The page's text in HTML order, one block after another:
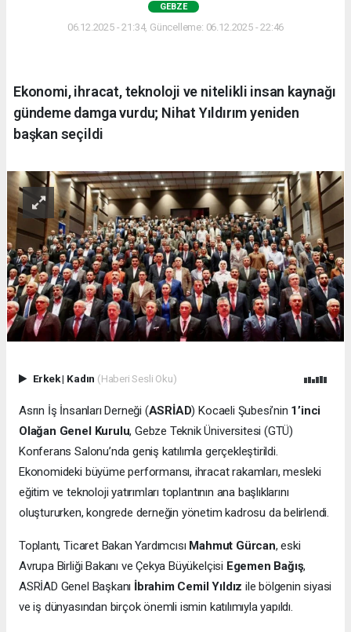
GEBZE
06.12.2025 - 21:34, Güncelleme: 06.12.2025 - 22:46
Ekonomi, ihracat, teknoloji ve nitelikli insan kaynağı
gündeme damga vurdu; Nihat Yıldırım yeniden
başkan seçildi
Erkek| Kadın (Haberi Sesli Oku)
Asrın İş İnsanları Derneği (ASRİAD) Kocaeli Şubesi’nin 1’inci
Olağan Genel Kurulu, Gebze Teknik Üniversitesi (GTÜ)
Konferans Salonu’nda geniş katılımla gerçekleştirildi.
Ekonomideki büyüme performansı, ihracat rakamları, mesleki
eğitim ve teknoloji yatırımları toplantının ana başlıklarını
oluştururken, kongrede derneğin yönetim kadrosu da belirlendi.
Toplantı, Ticaret Bakan Yardımcısı Mahmut Gürcan, eski
Avrupa Birliği Bakanı ve Çekya Büyükelçisi Egemen Bağış,
ASRİAD Genel Başkanı İbrahim Cemil Yıldız ile bölgenin siyasi
ve iş dünyasından birçok önemli ismin katılımıyla yapıldı.